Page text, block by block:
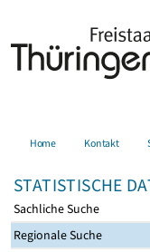
Home Kontakt
STATISTISCHE
Sachliche Suche
Regionale Suche